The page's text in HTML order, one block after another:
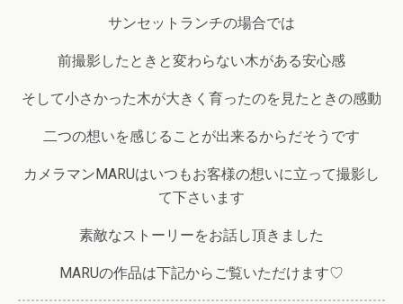
サンセットランチの場合では
前撮影したときと変わらない木がある安心感
そして小さかった木が大きく育ったのを見たときの感動
二つの想いを感じることが出来るからだそうです
カメラマンMARUはいつもお客様の想いに立って撮影し
て下さいます
素敵なストーリーをお話し頂きました
MARUの作品は下記からご覧いただけます♡